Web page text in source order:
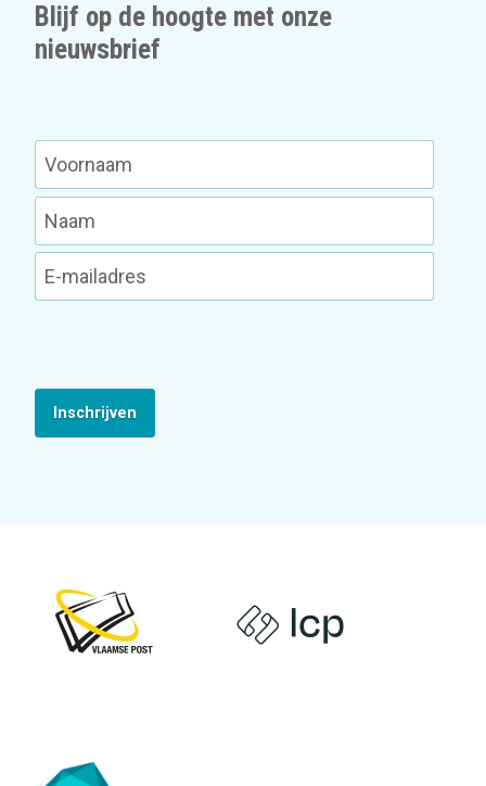
Blijf op de hoogte met onze
nieuwsbrief
Inschrijven